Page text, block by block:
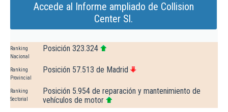
Accede al Informe ampliado de Collision
Center Sl.
Ranking
Nacional
Posición 323.324
Ranking
Provincial
Posición 57.513 de Madrid
Ranking
Sectorial
Posición 5.954 de reparación y mantenimiento de
vehículos de motor